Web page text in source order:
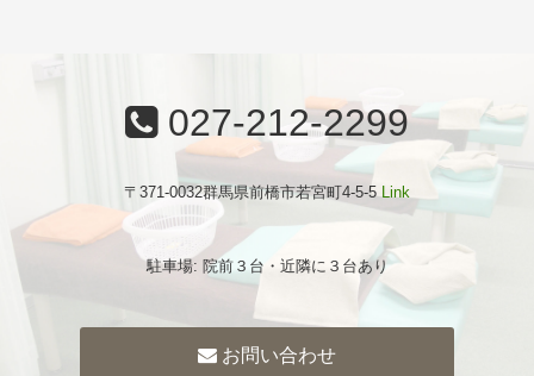
027-212-2299
〒371-0032群馬県前橋市若宮町4-5-5 Link
駐車場: 院前３台・近隣に３台あり
お問い合わせ